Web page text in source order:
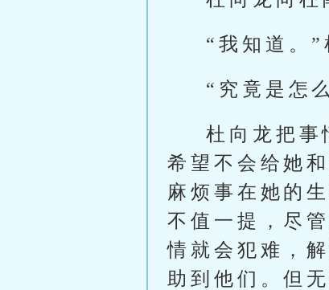
“我知道。”
“究竟是怎
杜向龙把事
希望不会给她
麻烦事在她的
不值一提，尽
情就会犯难，
助到他们。但